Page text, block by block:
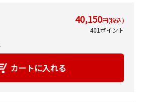
40,150円(税込)
401ポイント